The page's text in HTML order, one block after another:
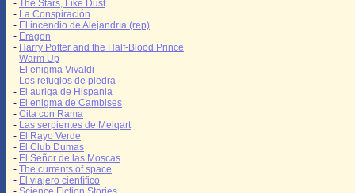
- The Stars, Like Dust
- La Conspiración
- El incendio de Alejandría (rep)
- Eragon
- Harry Potter and the Half-Blood Prince
- Warm Up
- El enigma Vivaldi
- Los refugios de piedra
- El auriga de Hispania
- El enigma de Cambises
- Cita con Rama
- Las serpientes de Melqart
- El Rayo Verde
- El Club Dumas
- El Señor de las Moscas
- The currents of space
- El viajero científico